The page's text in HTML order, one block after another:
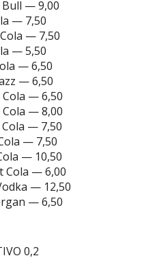
Bull — 9,00
— 7,50
— 7,50
— 5,50
— 6,50
— 6,50
Cola — 6,50
Cola — 8,00
— 7,50
— 7,50
— 10,50
Cola — 6,00
— 12,50
— 6,50
0,2